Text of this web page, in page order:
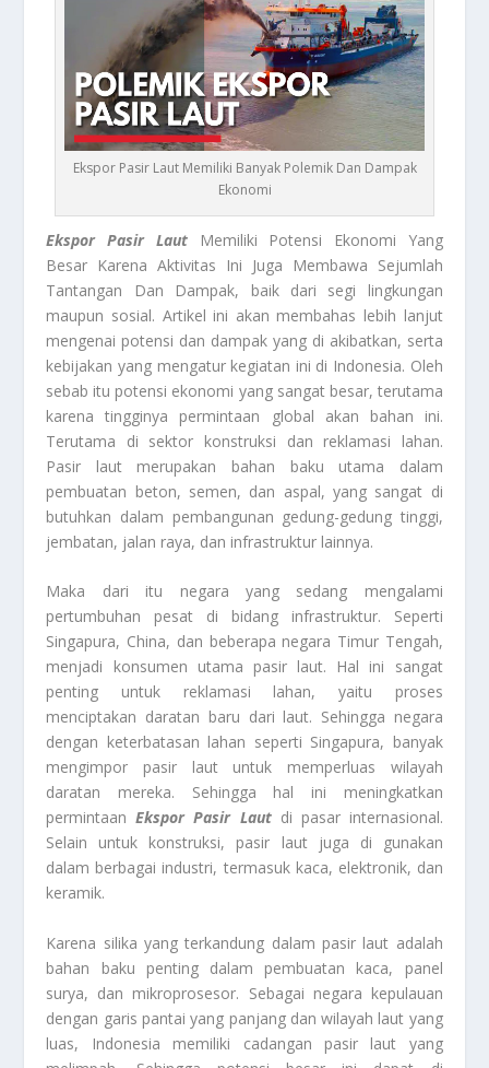
Ekspor Pasir Laut Memiliki Banyak Polemik Dan Dampak
Ekonomi
Ekspor Pasir LautMemiliki Potensi Ekonomi Yang
Besar Karena Aktivitas Ini Juga Membawa Sejumlah
Tantangan Dan Dampak, baik dari segi lingkungan
maupun sosial. Artikel ini akan membahas lebih lanjut
mengenai potensi dan dampak yang di akibatkan, serta
kebijakan yang mengatur kegiatan ini di Indonesia. Oleh
sebab itu potensi ekonomi yang sangat besar, terutama
karena tingginya permintaan global akan bahan ini.
Terutama di sektor konstruksi dan reklamasi lahan.
Pasir laut merupakan bahan baku utama dalam
pembuatan beton, semen, dan aspal, yang sangat di
butuhkan dalam pembangunan gedung-gedung tinggi,
jembatan, jalan raya, dan infrastruktur lainnya.
Maka dari itu negara yang sedang mengalami
pertumbuhan pesat di bidang infrastruktur. Seperti
Singapura, China, dan beberapa negara Timur Tengah,
menjadi konsumen utama pasir laut. Hal ini sangat
penting untuk reklamasi lahan, yaitu proses
menciptakan daratan baru dari laut. Sehingga negara
dengan keterbatasan lahan seperti Singapura, banyak
mengimpor pasir laut untuk memperluas wilayah
daratan mereka. Sehingga hal ini meningkatkan
permintaanEkspor Pasir Lautdi pasar internasional.
Selain untuk konstruksi, pasir laut juga di gunakan
dalam berbagai industri, termasuk kaca, elektronik, dan
keramik.
Karena silika yang terkandung dalam pasir laut adalah
bahan baku penting dalam pembuatan kaca, panel
surya, dan mikroprosesor. Sebagai negara kepulauan
dengan garis pantai yang panjang dan wilayah laut yang
luas, Indonesia memiliki cadangan pasir laut yang